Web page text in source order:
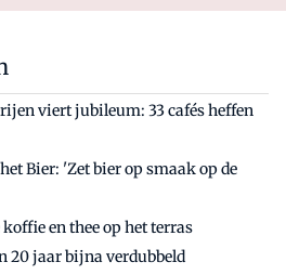
viert jubileum: 33 cafés heffen
Bier: 'Zet bier op smaak op de
en thee op het terras
20 jaar bijna verdubbeld